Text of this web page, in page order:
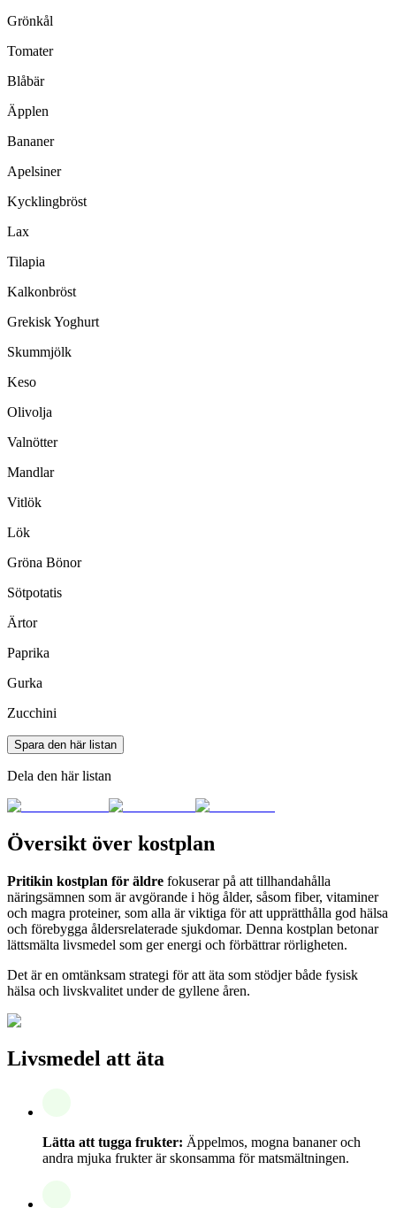
Grönkål
Tomater
Blåbär
Äpplen
Bananer
Apelsiner
Kycklingbröst
Lax
Tilapia
Kalkonbröst
Grekisk Yoghurt
Skummjölk
Keso
Olivolja
Valnötter
Mandlar
Vitlök
Lök
Gröna Bönor
Sötpotatis
Ärtor
Paprika
Gurka
Zucchini
Spara den här listan
Dela den här listan
Översikt över kostplan
Pritikin kostplan för äldre fokuserar på att tillhandahålla
näringsämnen som är avgörande i hög ålder, såsom fiber, vitaminer
och magra proteiner, som alla är viktiga för att upprätthålla god hälsa
och förebygga åldersrelaterade sjukdomar. Denna kostplan betonar
lättsmälta livsmedel som ger energi och förbättrar rörligheten.
Det är en omtänksam strategi för att äta som stödjer både fysisk
hälsa och livskvalitet under de gyllene åren.
Livsmedel att äta
Lätta att tugga frukter: Äppelmos, mogna bananer och
andra mjuka frukter är skonsamma för matsmältningen.